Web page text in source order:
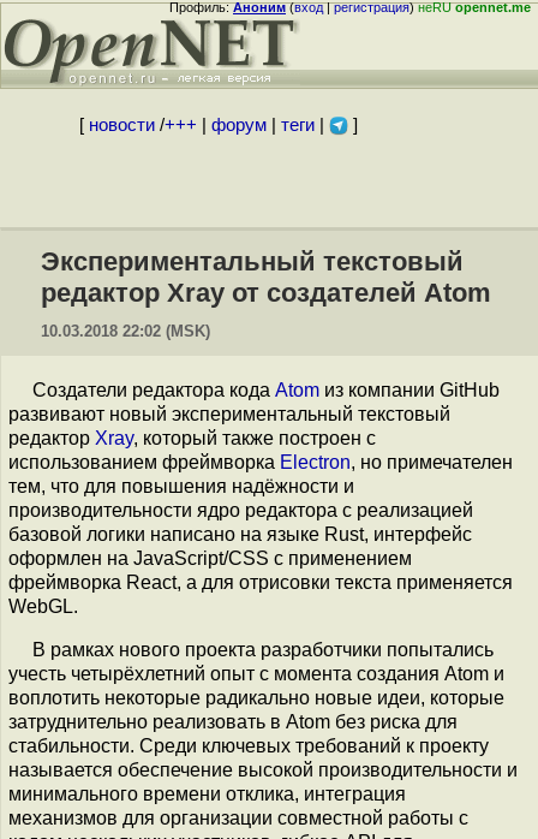
Профиль:Аноним(вход|регистрация)неRUopennet.me
[ новости/+++ форум| теги| ]
Экспериментальный текстовый
редактор Xray от создателей Atom
10.03.2018 22:02 (MSK)
Создатели редактора кода Atom из компании GitHub
развивают новый экспериментальный текстовый
редактор Xray, который также построен с
использованием фреймворка Electron, но примечателен
тем, что для повышения надёжности и
производительности ядро редактора с реализацией
базовой логики написано на языке Rust, интерфейс
оформлен на JavaScript/CSS с применением
фреймворка React, а для отрисовки текста применяется
WebGL.
В рамках нового проекта разработчики попытались
учесть четырёхлетний опыт с момента создания Atom и
воплотить некоторые радикально новые идеи, которые
затруднительно реализовать в Atom без риска для
стабильности. Среди ключевых требований к проекту
называется обеспечение высокой производительности и
минимального времени отклика, интеграция
механизмов для организации совместной работы с